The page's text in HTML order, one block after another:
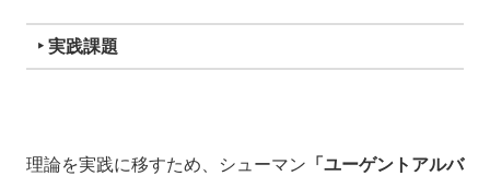
‣ 実践課題
理論を実践に移すため、シューマン 「ユーゲントアルバ